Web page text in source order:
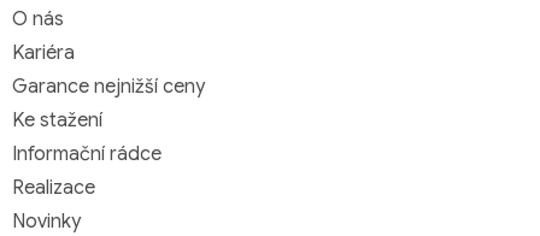
O nás
Kariéra
Garance nejnižší ceny
Ke stažení
Informační rádce
Realizace
Novinky